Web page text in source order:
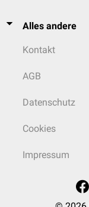
Alles andere
Kontakt
AGB
Datenschutz
Cookies
Impressum